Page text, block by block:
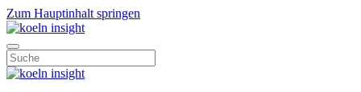
Zum Hauptinhalt springen